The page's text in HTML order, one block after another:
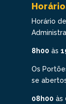
Horário
8h00 às
Os
se
08h00 às